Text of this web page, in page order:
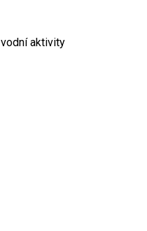
aktivity